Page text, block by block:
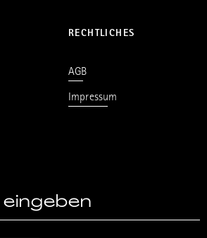
RECHTLICHES
AGB
Impressum